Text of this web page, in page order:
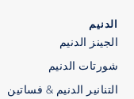
الدنيم
الجينز الدنيم
شورتات الدنيم
التنانير الدنيم & فساتين